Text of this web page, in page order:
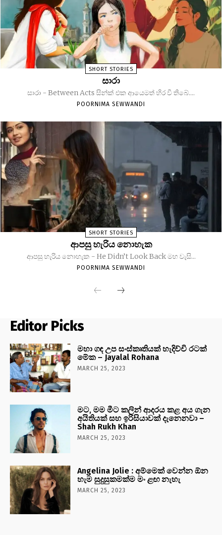
SHORT STORIES
සාරා
සාරා - Between Acts සින්ක් එක ආයෙමත් හිර වී තිබේ....
POORNIMA SEWWANDI
SHORT STORIES
ආපසු හැරිය නොහැක
ආපසු හැරිය නොහැක - He Didn’t Look Back මහ වැසි...
POORNIMA SEWWANDI
Editor Picks
මහා ගඳ උප සංස්කෘතියක් හැදිච්චි රටක්
මේක – Jayalal Rohana
MARCH 25, 2023
මට, මම මීට කලින් ආදරය කළ අය ගැන
අයිතියක් සහ ඉරිසියාවක් දැනෙනවා –
Shah Rukh Khan
MARCH 25, 2023
Angelina Jolie : අම්මෙක් වෙන්න ඕන
හැම සුදුසුකමක්ම මං ළඟ නැහැ
MARCH 25, 2023